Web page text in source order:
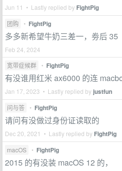
Jun 11 • Lastly replied by FightPig
团购 • FightPig
多多新希望牛奶三差一，劵后 35
Feb 24, 2024
宽带症候群
• FightPig
有没谁用红米 ax6000 的连
Jan 17, 2023 • Lastly replied by justfun
问与答 • FightPig
请问有没做过身份证读取的
Dec 20, 2021 • Lastly replied by FightPig
macOS • FightPig
2015 的有没装 macOS 12 的，